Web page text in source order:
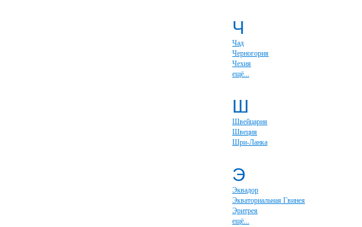
Ч
Чад
Черногория
Чехия
ещё...
Ш
Швейцария
Швеция
Шри-Ланка
Э
Эквадор
Экваториальная Гвинея
Эритрея
ещё...